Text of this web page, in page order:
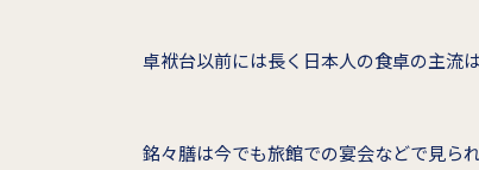
卓袱台以前には長く日本人の食卓の主流
銘々膳は今でも旅館での宴会などで見ら